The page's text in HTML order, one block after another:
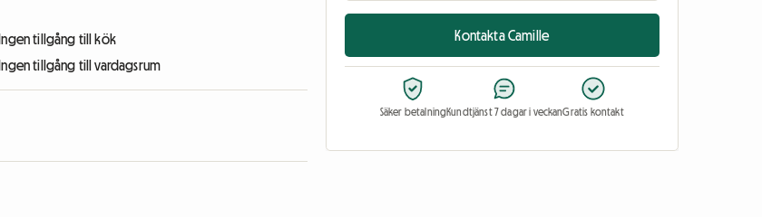
Ingen tillgång till kök
Ingen tillgång till vardagsrum
Kontakta Camille
Säker betalningKundtjänst 7 dagar i veckanGratis kontakt